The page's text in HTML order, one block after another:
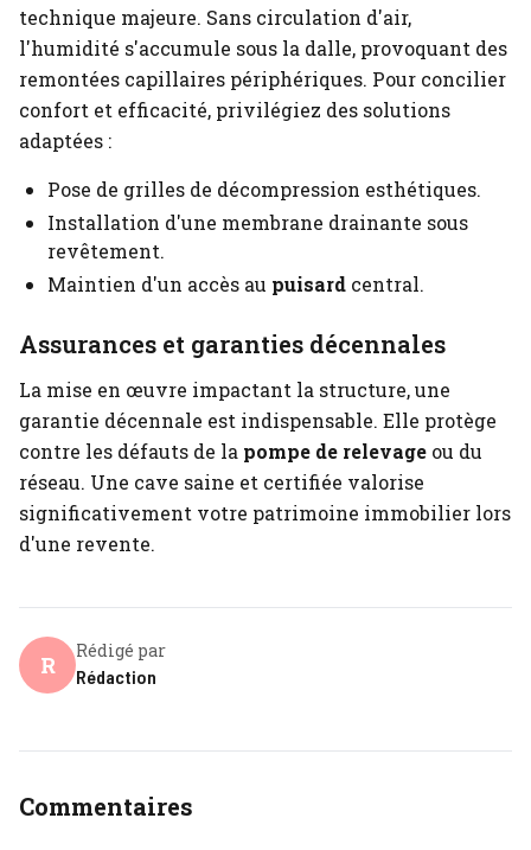
technique majeure. Sans circulation d'air,
l'humidité s'accumule sous la dalle, provoquant des
remontées capillaires périphériques. Pour concilier
confort et efficacité, privilégiez des solutions
adaptées :
Pose de grilles de décompression esthétiques.
Installation d'une membrane drainante sous
revêtement.
Maintien d'un accès au puisard central.
Assurances et garanties décennales
La mise en œuvre impactant la structure, une
garantie décennale est indispensable. Elle protège
contre les défauts de la pompe de relevage ou du
réseau. Une cave saine et certifiée valorise
significativement votre patrimoine immobilier lors
d'une revente.
R
Rédigé par
Rédaction
Commentaires